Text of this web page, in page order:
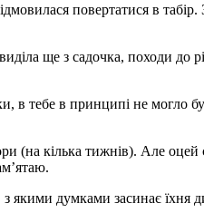
повертатися в табір.
ще з садочка, походи до
в тебе в принципі не могло
(на кілька тижнів). Але
з якими думками засинає їхня